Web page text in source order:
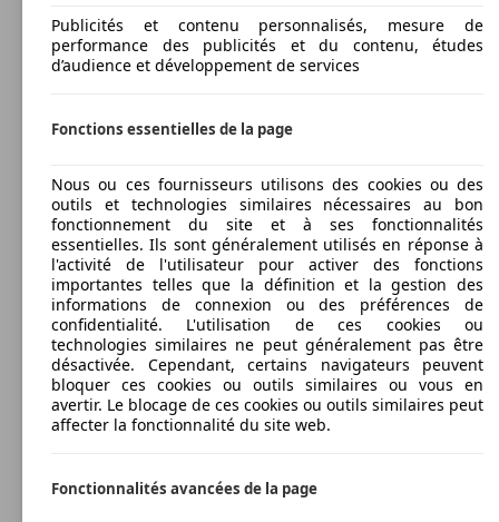
Publicités et contenu personnalisés, mesure de
performance des publicités et du contenu, études
d’audience et développement de services
Fonctions essentielles de la page
Nous ou ces fournisseurs utilisons des cookies ou des
outils et technologies similaires nécessaires au bon
fonctionnement du site et à ses fonctionnalités
essentielles. Ils sont généralement utilisés en réponse à
l'activité de l'utilisateur pour activer des fonctions
importantes telles que la définition et la gestion des
informations de connexion ou des préférences de
confidentialité. L'utilisation de ces cookies ou
technologies similaires ne peut généralement pas être
désactivée. Cependant, certains navigateurs peuvent
bloquer ces cookies ou outils similaires ou vous en
avertir. Le blocage de ces cookies ou outils similaires peut
affecter la fonctionnalité du site web.
Fonctionnalités avancées de la page